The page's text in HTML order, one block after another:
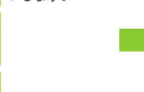
健康保険による訪問治療
外来治療の流れと料金